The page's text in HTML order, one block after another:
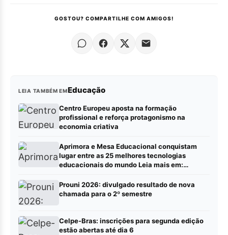
GOSTOU? COMPARTILHE COM AMIGOS!
LEIA TAMBÉM EMEducação
Centro Europeu aposta na formação
profissional e reforça protagonismo na
economia criativa
Aprimora e Mesa Educacional conquistam
lugar entre as 25 melhores tecnologias
educacionais do mundo Leia mais em:
pauta – Portalrbn)
Prouni 2026: divulgado resultado de nova
chamada para o 2º semestre
Celpe-Bras: inscrições para segunda edição
estão abertas até dia 6